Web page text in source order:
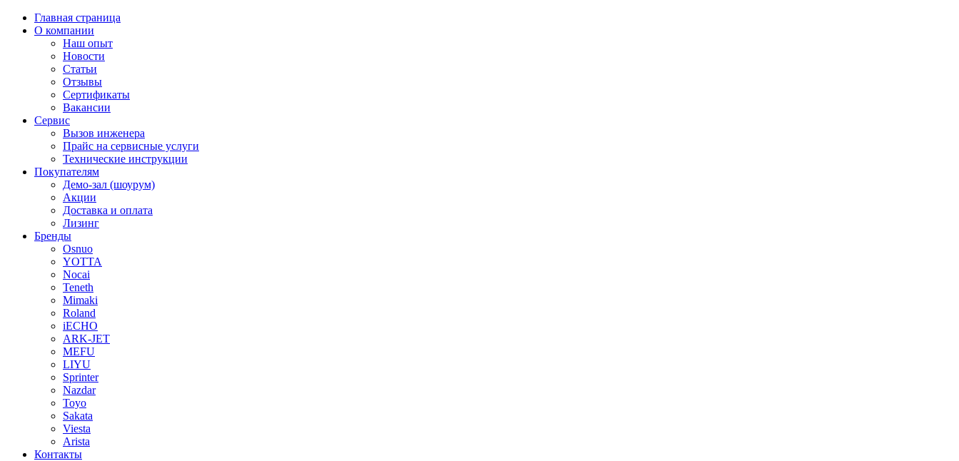
Главная страница
О компании
Наш опыт
Новости
Статьи
Отзывы
Сертификаты
Вакансии
Сервис
Вызов инженера
Прайс на сервисные услуги
Технические инструкции
Покупателям
Демо-зал (шоурум)
Акции
Доставка и оплата
Лизинг
Бренды
Osnuo
YOTTA
Nocai
Teneth
Mimaki
Roland
iECHO
ARK-JET
MEFU
LIYU
Sprinter
Nazdar
Toyo
Sakata
Viesta
Arista
Контакты